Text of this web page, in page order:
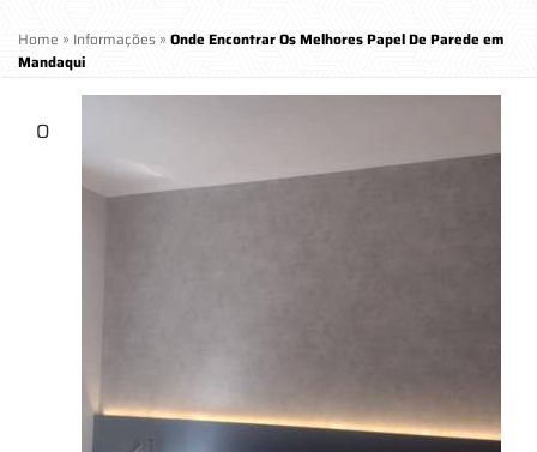
Home » Informações » Onde Encontrar Os Melhores Papel De Parede em
Mandaqui
O